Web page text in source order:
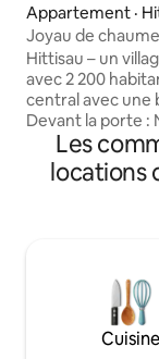
Appartement ·
Joyau de
Hittisau – un
avec 2 200
central avec
Devant la porte
Hittisberg –
avec toute la
dans le
min). Située
ski de fond, la
de manière
expérience
Les
locations
Cuisine